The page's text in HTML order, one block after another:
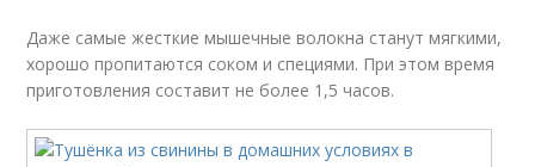
Даже самые жесткие мышечные волокна станут мягкими,
хорошо пропитаются соком и специями. При этом время
приготовления составит не более 1,5 часов.